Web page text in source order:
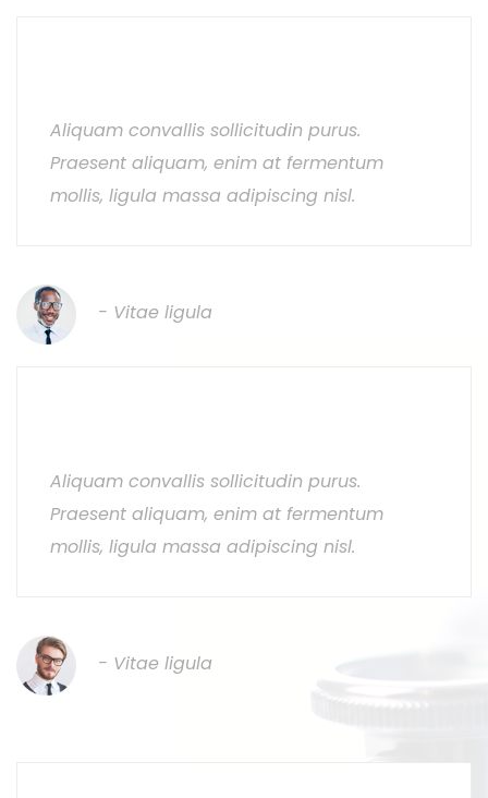
Aliquam convallis sollicitudin purus.
Praesent aliquam, enim at fermentum
mollis, ligula massa adipiscing nisl.
- Vitae ligula
Aliquam convallis sollicitudin purus.
Praesent aliquam, enim at fermentum
mollis, ligula massa adipiscing nisl.
- Vitae ligula